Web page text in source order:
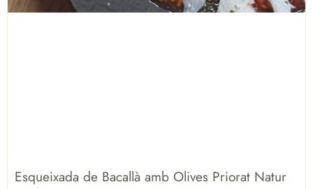
Esqueixada de Bacallà amb Olives Priorat Natur